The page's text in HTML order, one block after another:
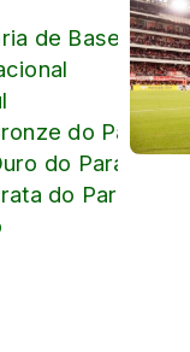
de Base
do
do
do